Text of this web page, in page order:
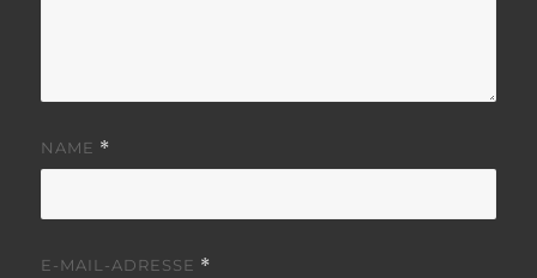
NAME *
E-MAIL-ADRESSE *